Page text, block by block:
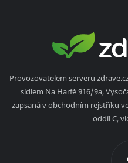
Provozovatelem serveru
sídlem Na Harfě 916/9a,
zapsaná v obchodním rejstříku
oddíl C,